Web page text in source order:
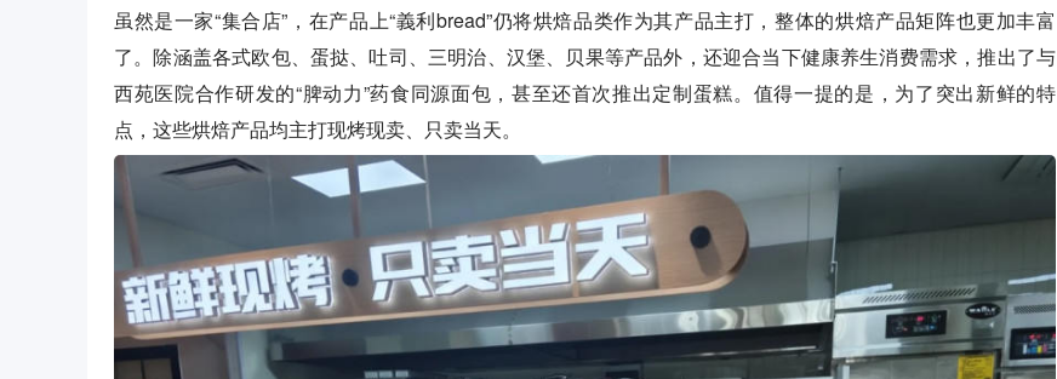
虽然是一家“集合店”，在产品上“義利bread”仍将烘焙品类作为其产品主打，整体的烘焙产品矩阵也更加丰富
了。除涵盖各式欧包、蛋挞、吐司、三明治、汉堡、贝果等产品外，还迎合当下健康养生消费需求，推出了与
西苑医院合作研发的“脾动力”药食同源面包，甚至还首次推出定制蛋糕。值得一提的是，为了突出新鲜的特
点，这些烘焙产品均主打现烤现卖、只卖当天。